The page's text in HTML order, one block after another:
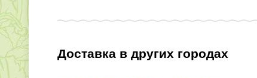
Доставка в других городах